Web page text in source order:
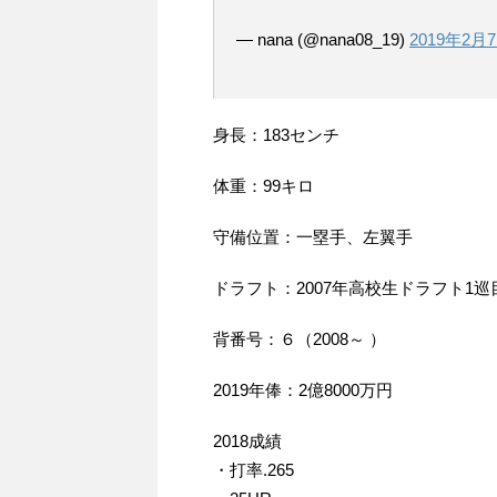
— nana (@nana08_19) 2019年2月
身長：183センチ
体重：99キロ
守備位置：一塁手、左翼手
ドラフト：2007年高校生ドラフト1巡
背番号：６（2008～ ）
2019年俸：2億8000万円
2018成績
・打率.265